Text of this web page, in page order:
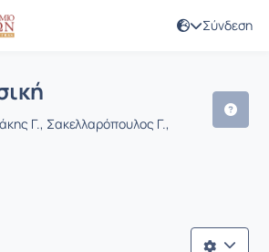
Σύνδεση
Φυσική
Γ., Σακελλαρόπουλος Γ.,